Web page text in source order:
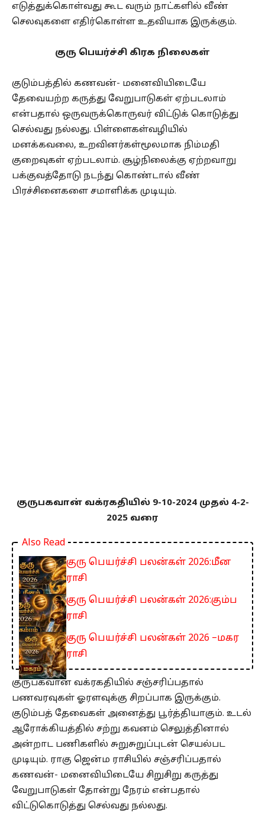
எடுத்துக்கொள்வது கூட வரும் நாட்களில் வீண்
செலவுகளை எதிர்கொள்ள உதவியாக இருக்கும்.
குரு பெயர்ச்சி கிரக நிலைகள்
குடும்பத்தில் கணவன்- மனைவியிடையே
தேவையற்ற கருத்து வேறுபாடுகள் ஏற்படலாம்
என்பதால் ஒருவருக்கொருவர் விட்டுக் கொடுத்து
செல்வது நல்லது. பிள்ளைகள்வழியில்
மனக்கவலை, உறவினர்கள்மூலமாக நிம்மதி
குறைவுகள் ஏற்படலாம். சூழ்நிலைக்கு ஏற்றவாறு
பக்குவத்தோடு நடந்து கொண்டால் வீண்
பிரச்சினைகளை சமாளிக்க முடியும்.
குருபகவான் வக்ரகதியில் 9-10-2024 முதல் 4-2-
2025 வரை
Also Read
குரு பெயர்ச்சி பலன்கள் 2026:மீன
ராசி
குரு பெயர்ச்சி பலன்கள் 2026:கும்ப
ராசி
குரு பெயர்ச்சி பலன்கள் 2026 –மகர
ராசி
குருபகவான் வக்ரகதியில் சஞ்சரிப்பதால்
பணவரவுகள் ஓரளவுக்கு சிறப்பாக இருக்கும்.
குடும்பத் தேவைகள் அனைத்து பூர்த்தியாகும். உடல்
ஆரோக்கியத்தில் சற்று கவனம் செலுத்தினால்
அன்றாட பணிகளில் சுறுசுறுப்புடன் செயல்பட
முடியும். ராகு ஜென்ம ராசியில் சஞ்சரிப்பதால்
கணவன்- மனைவியிடையே சிறுசிறு கருத்து
வேறுபாடுகள் தோன்று நேரம் என்பதால்
விட்டுகொடுத்து செல்வது நல்லது.